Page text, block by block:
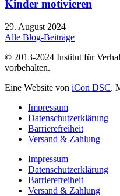
Kinder motivieren
29. August 2024
Alle Blog-Beiträge
© 2013-2024 Institut für
vorbehalten.
Eine Website von iCon DSC.
Impressum
Datenschutzerklärung
Barrierefreiheit
Versand & Zahlung
Impressum
Datenschutzerklärung
Barrierefreiheit
Versand & Zahlung